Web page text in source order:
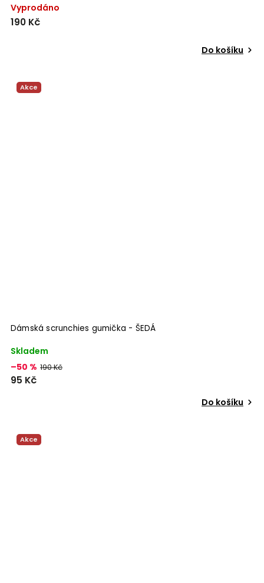
Vyprodáno
190 Kč
Do košíku
Akce
Dámská scrunchies gumička - ŠEDÁ
Skladem
–50 % 190 Kč
95 Kč
Do košíku
Akce